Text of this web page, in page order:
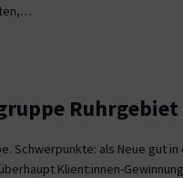
Ruhrgebiet
Schwerpunkte: als Neue gut
Klient:innen-